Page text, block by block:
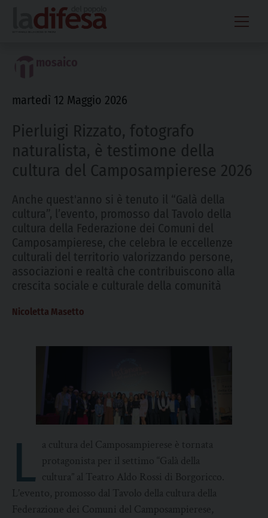
content
martedì 12 Maggio 2026
Pierluigi Rizzato, fotografo
naturalista, è testimone della
cultura del Camposampierese 2026
Anche quest'anno si è tenuto il “Galà della
cultura”, l’evento, promosso dal Tavolo della
cultura della Federazione dei Comuni del
Camposampierese, che celebra le eccellenze
culturali del territorio valorizzando persone,
associazioni e realtà che contribuiscono alla
crescita sociale e culturale della comunità
Nicoletta Masetto
L a cultura del Camposampierese è tornata
protagonista per il settimo “Galà della
cultura” al Teatro Aldo Rossi di Borgoricco.
L’evento, promosso dal Tavolo della cultura della
Federazione dei Comuni del Camposampierese,